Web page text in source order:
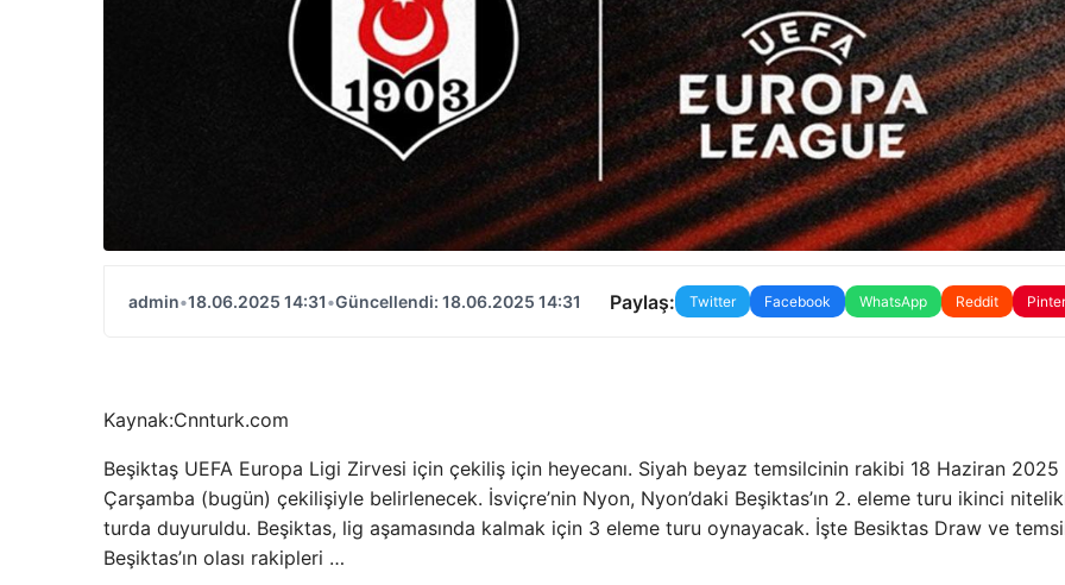
admin•18.06.2025 14:31•Güncellendi: 18.06.2025 14:31 Paylaş: Twitter Facebook WhatsApp Reddit
Kaynak:Cnnturk.com
Beşiktaş UEFA Europa Ligi Zirvesi için çekiliş için heyecanı. Siyah beyaz temsilcinin rakibi 18 Haziran 2025
Çarşamba (bugün) çekilişiyle belirlenecek. İsviçre’nin Nyon, Nyon’daki Beşiktas’ın 2. eleme turu ikinci
turda duyuruldu. Beşiktas, lig aşamasında kalmak için 3 eleme turu oynayacak. İşte Besiktas Draw ve
Beşiktas’ın olası rakipleri …